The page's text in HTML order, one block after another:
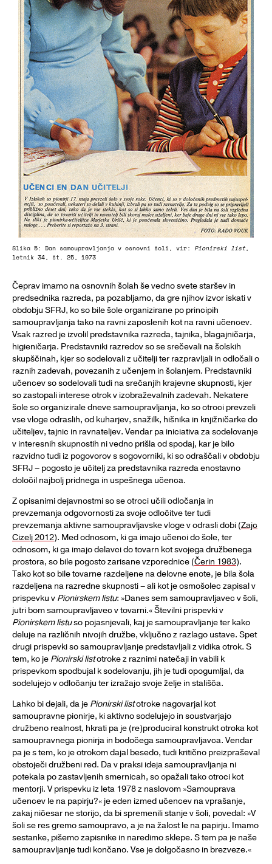
Slika 5: Dan samoupravljanja v osnovni šoli, vir: Pionirski list,
letnik 34, št. 25, 1973
Čeprav imamo na osnovnih šolah še vedno svete staršev in
predsednika razreda, pa pozabljamo, da gre njihov izvor iskati v
obdobju SFRJ, ko so bile šole organizirane po principih
samoupravljanja tako na ravni zaposlenih kot na ravni učencev.
Vsak razred je izvolil predstavnika razreda, tajnika, blagajničarja,
higieničarja. Predstavniki razredov so se srečevali na šolskih
skupščinah, kjer so sodelovali z učitelji ter razpravljali in odločali o
raznih zadevah, povezanih z učenjem in šolanjem. Predstavniki
učencev so sodelovali tudi na srečanjih krajevne skupnosti, kjer
so zastopali interese otrok v izobraževalnih zadevah. Nekatere
šole so organizirale dneve samoupravljanja, ko so otroci prevzeli
vse vloge odraslih, od kuharjev, snažilk, hišnika in knjižničarke do
učiteljev, tajnic in ravnateljev. Vendar pa iniciativa za sodelovanje
v interesnih skupnostih ni vedno prišla od spodaj, kar je bilo
razvidno tudi iz pogovorov s sogovorniki, ki so odraščali v obdobju
SFRJ – pogosto je učitelj za predstavnika razreda enostavno
določil najbolj pridnega in uspešnega učenca.
Z opisanimi dejavnostmi so se otroci učili odločanja in
prevzemanja odgovornosti za svoje odločitve ter tudi
prevzemanja aktivne samoupravljavske vloge v odrasli dobi (Zajc
Cizelj 2012). Med odnosom, ki ga imajo učenci do šole, ter
odnosom, ki ga imajo delavci do tovarn kot svojega družbenega
prostora, so bile pogosto zarisane vzporednice (Čerin 1983).
Tako kot so bile tovarne razdeljene na delovne enote, je bila šola
razdeljena na razredne skupnosti – ali kot je osmošolec zapisal v
prispevku v Pionirskem listu: »Danes sem samoupravljavec v šoli,
jutri bom samoupravljavec v tovarni.« Številni prispevki v
Pionirskem listuso pojasnjevali, kaj je samoupravljanje ter kako
deluje na različnih nivojih družbe, vključno z razlago ustave. Spet
drugi prispevki so samoupravljanje predstavljali z vidika otrok. S
tem, ko je Pionirski listotroke z raznimi natečaji in vabili k
prispevkom spodbujal k sodelovanju, jih je tudi opogumljal, da
sodelujejo v odločanju ter izražajo svoje želje in stališča.
Lahko bi dejali, da je Pionirski listotroke nagovarjal kot
samoupravne pionirje, ki aktivno sodelujejo in soustvarjajo
družbeno realnost, hkrati pa je (re)produciral konstrukt otroka kot
samoupravnega pionirja in bodočega samoupravljavca. Vendar
pa je s tem, ko je otrokom dajal besedo, tudi kritično preizpraševal
obstoječi družbeni red. Da v praksi ideja samoupravljanja ni
potekala po zastavljenih smernicah, so opažali tako otroci kot
mentorji. V prispevku iz leta 1978 z naslovom »Samouprava
učencev le na papirju?« je eden izmed učencev na vprašanje,
zakaj ničesar ne storijo, da bi spremenili stanje v šoli, povedal: »V
šoli se res gremo samoupravo, a je na žalost le na papirju. Imamo
sestanke, pišemo zapisnike in naredimo sklepe. S tem pa je naše
samoupravljanje tudi končano. Vse je dolgočasno in brezveze.«